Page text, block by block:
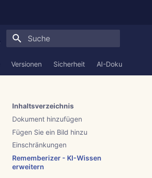
Versionen Sicherheit AI-
Inhaltsverzeichnis
Dokument hinzufügen
Fügen Sie ein Bild hinzu
Einschränkungen
Rememberizer - KI-Wissen
erweitern